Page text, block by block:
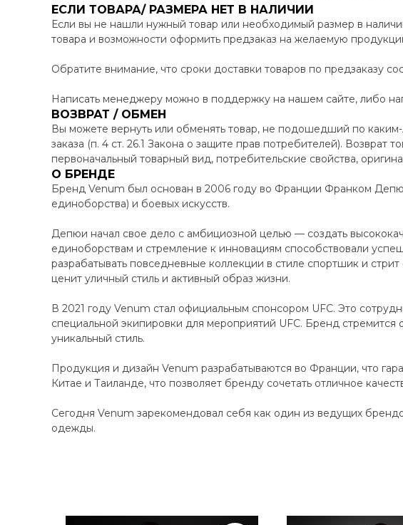
ЕСЛИ ТОВАРА/ РАЗМЕРА НЕТ В НАЛИЧИИ
Если вы не нашли нужный товар или необходимый размер в
товара и возможности оформить предзаказ на желаемую
Обратите внимание, что сроки доставки товаров по предзаказу
Написать менеджеру можно в поддержку на нашем сайте, либо
ВОЗВРАТ / ОБМЕН
Вы можете вернуть или обменять товар, не подошедший по
заказа (п. 4 ст. 26.1 Закона о защите прав потребителей). Возврат
первоначальный товарный вид, потребительские свойства,
О БРЕНДЕ
Бренд Venum был основан в 2006 году во Франции Франком
единоборства) и боевых искусств.
Депюи начал свое дело с амбициозной целью — создать
единоборствам и стремление к инновациям способствовали
разрабатывать повседневные коллекции в стиле спортшик и
ценит уличный стиль и активный образ жизни.
В 2021 году Venum стал официальным спонсором UFC. Это
специальной экипировки для мероприятий UFC. Бренд
уникальный стиль.
Продукция и дизайн Venum разрабатываются во Франции, что
Китае и Таиланде, что позволяет бренду сочетать отличное
Сегодня Venum зарекомендовал себя как один из ведущих
одежды.